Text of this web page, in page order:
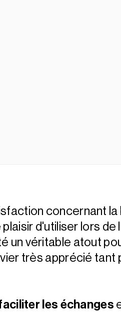
concernant
d'utiliser lors de
un véritable atout
très apprécié tant
les échanges